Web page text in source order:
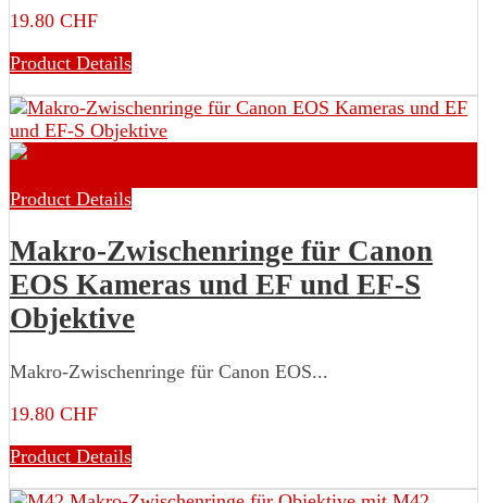
19.80 CHF
Product Details
Product Details
Makro-Zwischenringe für Canon
EOS Kameras und EF und EF-S
Objektive
Makro-Zwischenringe für Canon EOS...
19.80 CHF
Product Details